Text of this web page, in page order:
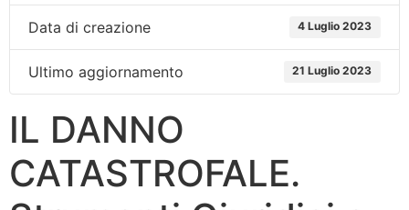
Data di creazione 4 Luglio 2023
Ultimo aggiornamento 21 Luglio 2023
IL DANNO
CATASTROFALE.